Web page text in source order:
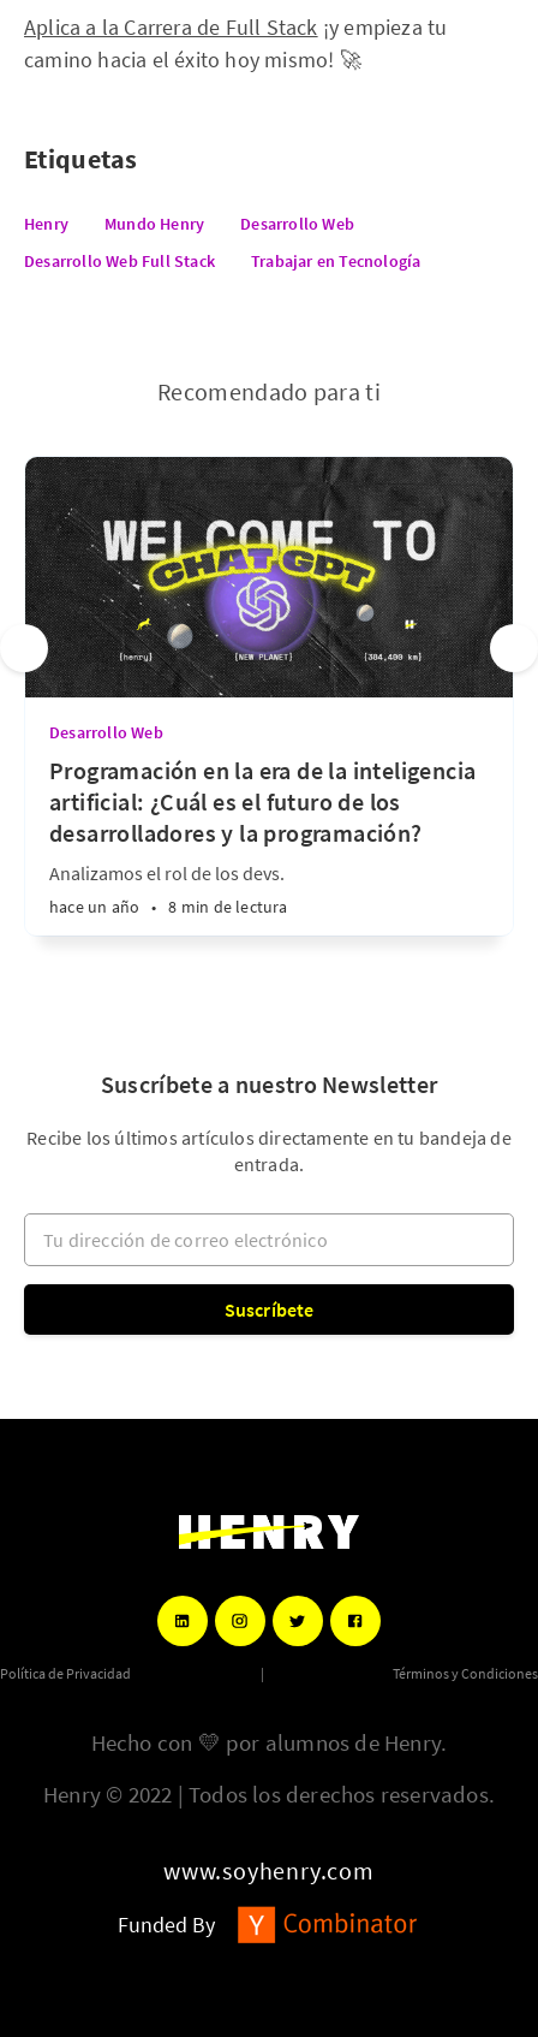
Aplica a la Carrera de Full Stack ¡y empieza tu
camino hacia el éxito hoy mismo! 🚀
Etiquetas
Henry Mundo Henry
Desarrollo Web
Desarrollo Web Full Stack
Trabajar en Tecnología
Recomendado para ti
Desarrollo Web
Programación en la era de la inteligencia
artificial: ¿Cuál es el futuro de los
desarrolladores y la programación?
Analizamos el rol de los devs.
hace un año • 8 min de lectura
Suscríbete a nuestro Newsletter
Recibe los últimos artículos directamente en tu bandeja de
entrada.
Tu dirección de correo electrónico
Suscríbete
Política de Privacidad | Términos y Condiciones
Hecho con 💛 por alumnos de Henry.
Henry © 2022 | Todos los derechos reservados.
www.soyhenry.com
Funded By